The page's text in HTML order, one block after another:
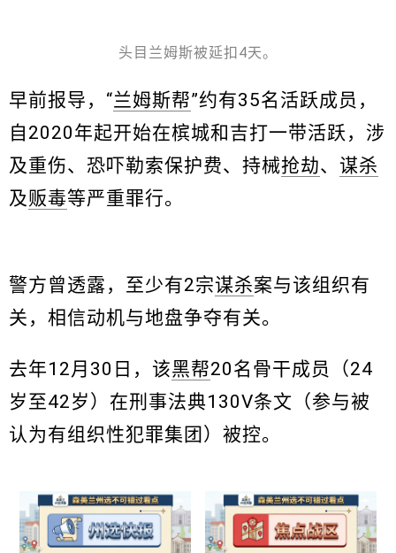
头目兰姆斯被延扣4天。
早前报导，“兰姆斯帮”约有35名活跃成员，
自2020年起开始在槟城和吉打一带活跃，涉
及重伤、恐吓勒索保护费、持械抢劫、 谋杀
及贩毒等严重罪行。
警方曾透露，至少有2宗谋杀案与该组织有
关，相信动机与地盘争夺有关。
去年12月30日，该黑帮20名骨干成员（24
岁至42岁）在刑事法典130V条文（参与被
认为有组织性犯罪集团）被控。